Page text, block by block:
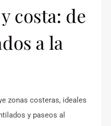
costa: de
a la
zonas costeras, ideales
y paseos al